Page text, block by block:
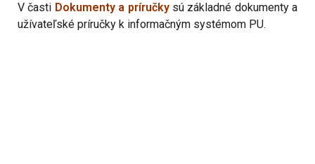
V časti Dokumenty a príručkysú základné dokumenty a
užívateľské príručky k informačným systémom PU.